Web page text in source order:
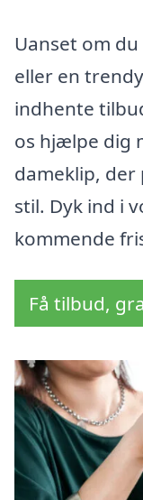
Uanset om
eller en
indhente
os hjælpe dig
dameklip, der
stil. Dyk ind i
kommende
Få tilbud,